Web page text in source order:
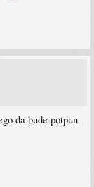
da bude potpun